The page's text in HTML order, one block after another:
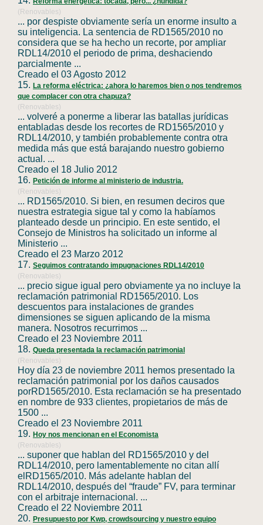
(Renovables)
... por despiste obviamente sería un enorme insulto a
su inteligencia. La sentencia de RD1565/2010 no
considera que se ha hecho un recorte, por ampliar
RDL14/2010 el periodo de prima, deshaciendo
parcialmente ...
Creado el 03 Agosto 2012
15. La reforma eléctrica: ¿ahora lo haremos bien o nos tendremos
que complacer con otra chapuza?
(Renovables)
... volveré a ponerme a liberar las batallas jurídicas
entabladas desde los recortes de RD1565/2010 y
RDL14/2010, y también probablemente contra otra
medida más que está barajando nuestro gobierno
actual. ...
Creado el 18 Julio 2012
16. Petición de informe al ministerio de industria.
(Renovables)
... RD1565/2010. Si bien, en resumen deciros que
nuestra estrategia sigue tal y como la habíamos
planteado desde un principio. En este sentido, el
Consejo de Ministros ha solicitado un informe al
Ministerio ...
Creado el 23 Marzo 2012
17. Seguimos contratando impugnaciones RDL14/2010
(Renovables)
... precio sigue igual pero obviamente ya no incluye la
reclamación patrimonial
RD1565/2010. Los
descuentos para instalaciones de grandes
dimensiones se siguen aplicando de la misma
manera. Nosotros recurrimos ...
Creado el 23 Noviembre 2011
18. Queda presentada la reclamación patrimonial
(Renovables)
Hoy día 23 de noviembre 2011 hemos presentado la
reclamación patrimonial por los daños causados
porRD1565/2010. Esta reclamación se ha presentado
en nombre de 933 clientes, propietarios de más de
1500 ...
Creado el 23 Noviembre 2011
19. Hoy nos mencionan en el Economista
(Renovables)
... suponer que hablan del RD1565/2010 y del
RDL14/2010, pero lamentablemente no citan allí
el RD1565/2010. Más adelante hablan del
RDL14/2010, después del “fraude” FV, para terminar
con el arbitraje internacional. ...
Creado el 22 Noviembre 2011
20. Presupuesto por Kwp, crowdsourcing y nuestro equipo